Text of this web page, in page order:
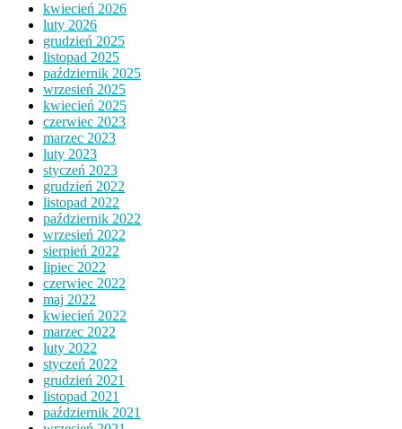
kwiecień 2026
luty 2026
grudzień 2025
listopad 2025
październik 2025
wrzesień 2025
kwiecień 2025
czerwiec 2023
marzec 2023
luty 2023
styczeń 2023
grudzień 2022
listopad 2022
październik 2022
wrzesień 2022
sierpień 2022
lipiec 2022
czerwiec 2022
maj 2022
kwiecień 2022
marzec 2022
luty 2022
styczeń 2022
grudzień 2021
listopad 2021
październik 2021